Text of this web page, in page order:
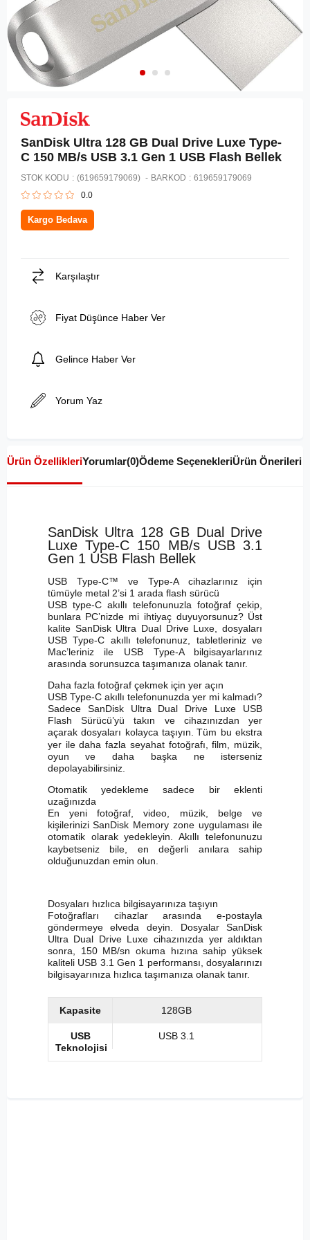
SanDisk Ultra 128 GB Dual Drive Luxe Type-
C 150 MB/s USB 3.1 Gen 1 USB Flash Bellek
STOK KODU (619659179069) BARKOD : 619659179069
0.0
Kargo Bedava
Karşılaştır
Fiyat Düşünce Haber Ver
Gelince Haber Ver
Yorum Yaz
Ürün ÖzellikleriYorumlar(0)Ödeme SeçenekleriÜrün Önerileri
SanDisk Ultra 128 GB Dual Drive
Luxe Type-C 150 MB/s USB 3.1
Gen 1 USB Flash Bellek
USB Type-C™ ve Type-A cihazlarınız için
tümüyle metal 2’si 1 arada flash sürücü
USB type-C akıllı telefonunuzla fotoğraf çekip,
bunlara PC’nizde mi ihtiyaç duyuyorsunuz? Üst
kalite SanDisk Ultra Dual Drive Luxe, dosyaları
USB Type-C akıllı telefonunuz, tabletleriniz ve
Mac’leriniz ile USB Type-A bilgisayarlarınız
arasında sorunsuzca taşımanıza olanak tanır.
Daha fazla fotoğraf çekmek için yer açın
USB Type-C akıllı telefonunuzda yer mi kalmadı?
Sadece SanDisk Ultra Dual Drive Luxe USB
Flash Sürücü’yü takın ve cihazınızdan yer
açarak dosyaları kolayca taşıyın. Tüm bu ekstra
yer ile daha fazla seyahat fotoğrafı, film, müzik,
oyun ve daha başka ne isterseniz
depolayabilirsiniz.
Otomatik yedekleme sadece bir eklenti
uzağınızda
En yeni fotoğraf, video, müzik, belge ve
kişilerinizi SanDisk Memory zone uygulaması ile
otomatik olarak yedekleyin.
Akıllı telefonunuzu
kaybetseniz bile, en değerli anılara sahip
olduğunuzdan emin olun.
Dosyaları hızlıca bilgisayarınıza taşıyın
Fotoğrafları cihazlar arasında e-postayla
göndermeye elveda deyin. Dosyalar SanDisk
Ultra Dual Drive Luxe cihazınızda yer aldıktan
sonra, 150 MB/sn okuma hızına sahip yüksek
kaliteli USB 3.1 Gen 1 performansı, dosyalarınızı
bilgisayarınıza hızlıca taşımanıza olanak tanır.
Kapasite 128GB
USB
Teknolojisi
USB 3.1